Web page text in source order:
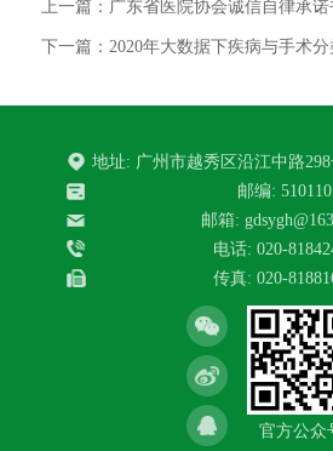
上一篇：广东省医院协会诚信自律承诺
地址: 广州市越秀区沿江中路
邮编: 510110
邮箱:
电话: 020-
传真: 020-
官方公众